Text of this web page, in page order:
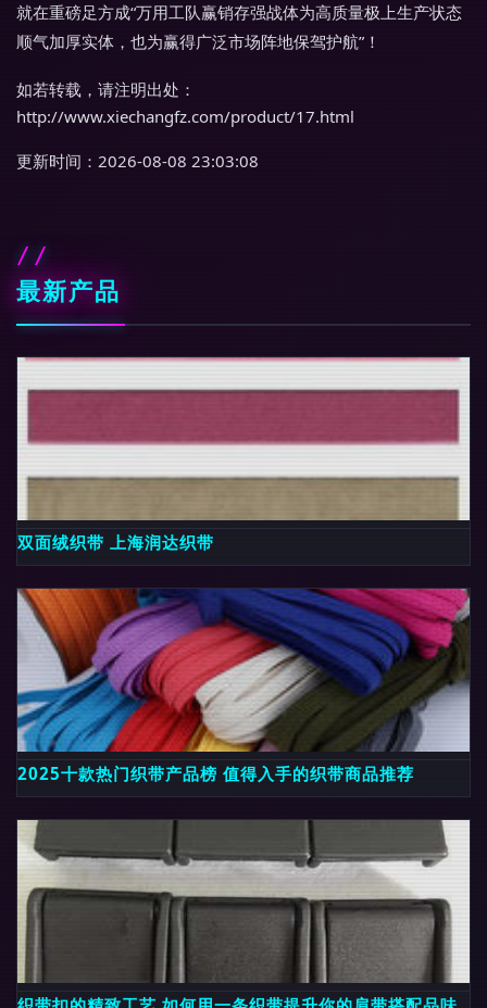
就在重磅足方成“万用工队赢销存强战体为高质量极上生产状态
顺气加厚实体，也为赢得广泛市场阵地保驾护航”！
如若转载，请注明出处：
http://www.xiechangfz.com/product/17.html
更新时间：2026-08-08 23:03:08
最新产品
双面绒织带 上海润达织带
2025十款热门织带产品榜 值得入手的织带商品推荐